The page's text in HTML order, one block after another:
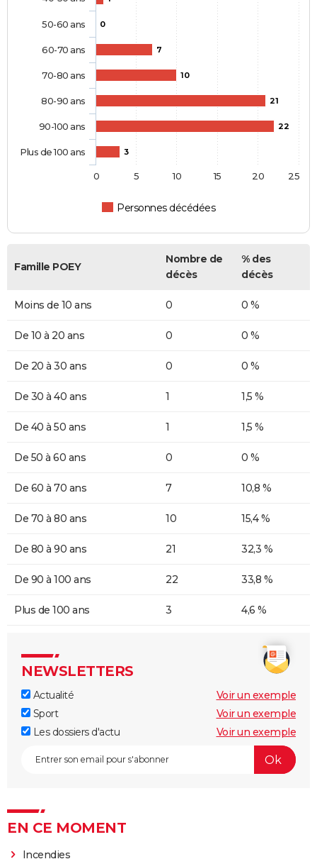
0
7
10
21
22
3
Personnes décédées
50-60 ans
60-70 ans
70-80 ans
80-90 ans
90-100 ans
Plus de 100 ans
0 5 10 15 20 25
Famille POEY
Nombre de
décès
% des
décès
Moins de 10 ans 0 0 %
De 10 à 20 ans 0 0 %
De 20 à 30 ans 0 0 %
De 30 à 40 ans 1 1,5 %
De 40 à 50 ans 1 1,5 %
De 50 à 60 ans 0 0 %
De 60 à 70 ans 7 10,8 %
De 70 à 80 ans 10 15,4 %
De 80 à 90 ans 21 32,3 %
De 90 à 100 ans 22 33,8 %
Plus de 100 ans 3 4,6 %
NEWSLETTERS
Actualité
Voir un exemple
Sport
Voir un exemple
Les dossiers d'actu
Voir un exemple
EN CE MOMENT
Incendies